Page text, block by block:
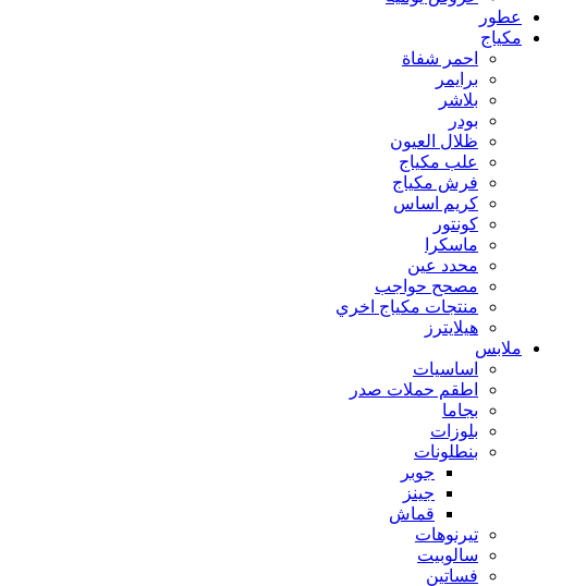
عطور
مكياج
احمر شفاة
برايمر
بلاشر
بودر
ظلال العيون
علب مكياج
فرش مكياج
كريم اساس
كونتور
ماسكرا
محدد عين
مصحح حواجب
منتجات مكياج اخري
هيلايترز
ملابس
اساسيات
اطقم حملات صدر
بجاما
بلوزات
بنطلونات
جوبر
جينز
قماش
تيرنوهات
سالوبيت
فساتين